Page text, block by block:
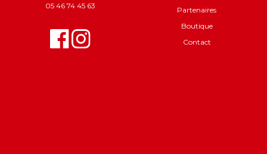
05 46 74 45 63
Partenaires
Boutique
Contact